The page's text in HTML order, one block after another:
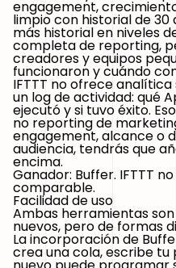
engagement,
limpio con historial de
más historial en niveles
completa de reporting,
creadores y equipos
funcionaron y cuándo
IFTTT no ofrece
un log de actividad: qué
ejecutó y si tuvo éxito.
no reporting de
engagement, alcance o
audiencia, tendrás que
encima.
Ganador: Buffer. IFTTT
comparable.
Facilidad de uso
Ambas herramientas
nuevos, pero de formas
La incorporación de
crea una cola, escribe tu